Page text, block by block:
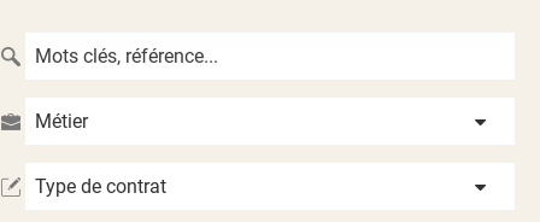
Métier
Type de contrat